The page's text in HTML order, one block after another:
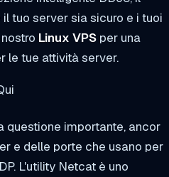
tuo server sia sicuro e i tuoi
Linux VPS per una
le tue attività server.
questione importante, ancor
e delle porte che usano per
L'utility Netcat è uno